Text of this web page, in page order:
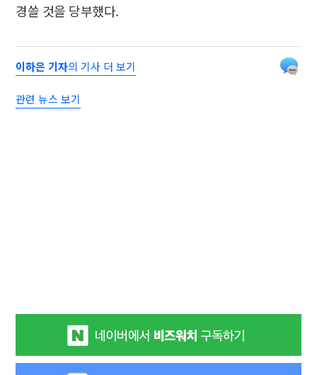
경쓸 것을 당부했다.
이하은 기자의 기사 더 보기
관련 뉴스 보기